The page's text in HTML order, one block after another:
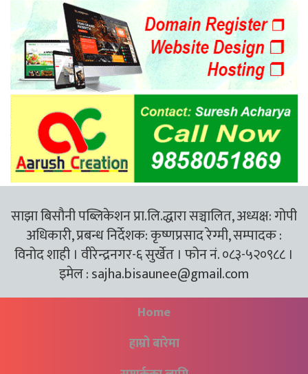
साझा बिसौनी पब्लिकेशन प्रा.लि.द्धारा सञ्चालित, अध्यक्ष: गोपी
अधिकारी, प्रबन्ध निर्देशक: कृष्णप्रसाद रेग्मी, सम्पादक :
विनोद शाही । वीरेन्द्रनगर-६ सुर्खेत । फोन नं. ०८३-५२०९८८ ।
इमेल :sajha.bisaunee@gmail.com
Home
हाम्रो बारेमा